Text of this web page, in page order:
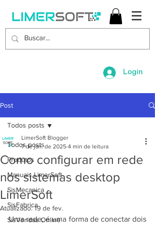
Login
Post
Todos posts
Produtos
Manuais LimerSoft
SisMecanica
SisFabrica
SisVendas Online
Todos posts
Como configurar em rede
nos sistemas desktop
LimerSoft
LimerSoft Blogger
7 de jan. de 2025 4 min de leitura
Atualizado:19 de fev.
Uma rede, é uma forma de conectar dois